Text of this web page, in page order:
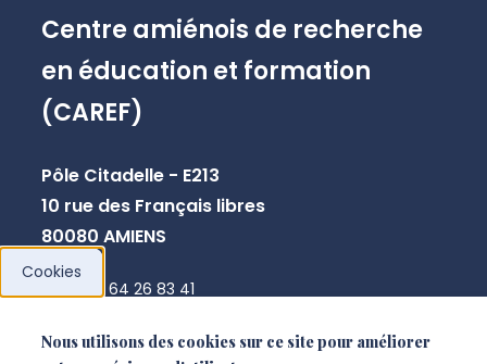
Centre amiénois de recherche
en éducation et formation
(CAREF)
Pôle Citadelle - E213
10 rue des Français libres
80080 AMIENS
+33 3 64 26 83 41
Cookies
Nous utilisons des cookies sur ce site pour améliorer